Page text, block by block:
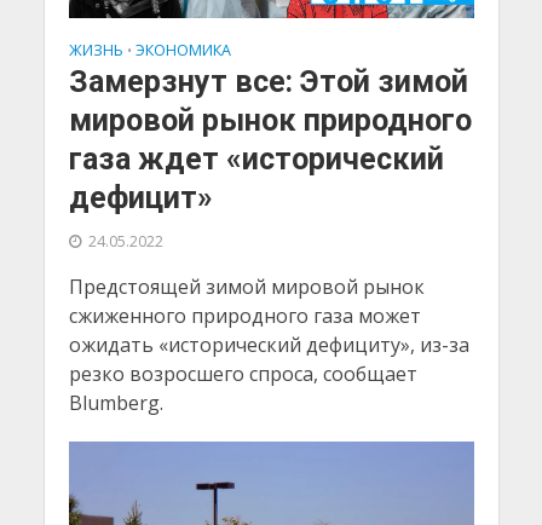
ЖИЗНЬ • ЭКОНОМИКА
Замерзнут все: Этой зимой
мировой рынок природного
газа ждет «исторический
дефицит»
24.05.2022
Предстоящей зимой мировой рынок
сжиженного природного газа может
ожидать «исторический дефициту», из-за
резко возросшего спроса, сообщает
Blumberg.